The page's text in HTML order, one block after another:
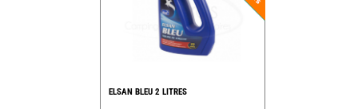
ELSAN BLEU 2 LITRES